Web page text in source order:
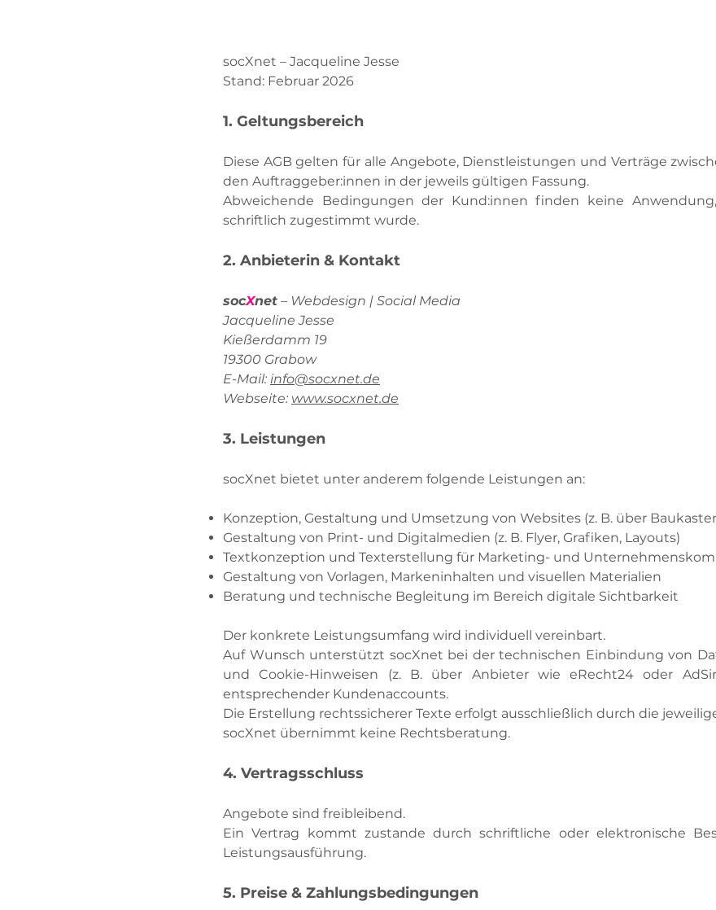
socXnet – Jacqueline Jesse
Stand: Februar 2026
1. Geltungsbereich
Diese AGB gelten für alle Angebote, Dienstleistungen und Verträge
den Auftraggeber:innen in der jeweils gültigen Fassung.
Abweichende Bedingungen der Kund:innen finden keine
schriftlich zugestimmt wurde.
2. Anbieterin & Kontakt
socXnet – Webdesign | Social Media
Jacqueline Jesse
Kießerdamm 19
19300 Grabow
E-Mail: info@socxnet.de
Webseite: www.socxnet.de
3. Leistungen
socXnet bietet unter anderem folgende Leistungen an:
Konzeption, Gestaltung und Umsetzung von Websites (z. B. über
Gestaltung von Print- und Digitalmedien (z. B. Flyer, Grafiken, Layouts)
Textkonzeption und Texterstellung für Marketing- und
Gestaltung von Vorlagen, Markeninhalten und visuellen Materialien
Beratung und technische Begleitung im Bereich digitale Sichtbarkeit
Der konkrete Leistungsumfang wird individuell vereinbart.
Auf Wunsch unterstützt socXnet bei der technischen Einbindung von
und Cookie-Hinweisen (z. B. über Anbieter wie eRecht24 oder
entsprechender Kundenaccounts.
Die Erstellung rechtssicherer Texte erfolgt ausschließlich durch die
socXnet übernimmt keine Rechtsberatung.
4. Vertragsschluss
Angebote sind freibleibend.
Ein Vertrag kommt zustande durch schriftliche oder elektronische
Leistungsausführung.
5. Preise & Zahlungsbedingungen